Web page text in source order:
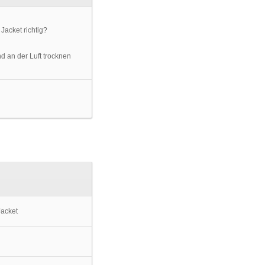
an der Luft trocknen